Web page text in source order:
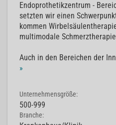
Endoprothetikzentrum -
setzten wir einen
kommen
multimodale
Auch in den Bereichen der
»
Unternehmensgröße:
500-999
Branche: